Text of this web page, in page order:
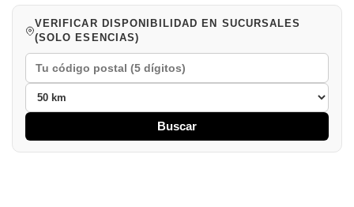
VERIFICAR DISPONIBILIDAD EN SUCURSALES
(SOLO ESENCIAS)
Buscar